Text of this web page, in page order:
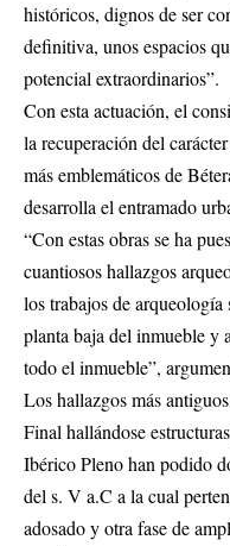
históricos, dignos de ser
definitiva, unos espacios
potencial extraordinarios”.
Con esta actuación, el
la recuperación del
más emblemáticos de
desarrolla el entramado
“Con estas obras se ha
cuantiosos hallazgos
los trabajos de
planta baja del inmueble y
todo el inmueble”,
Los hallazgos más
Final hallándose
Ibérico Pleno han podido
del s. V a.C a la cual
adosado y otra fase de